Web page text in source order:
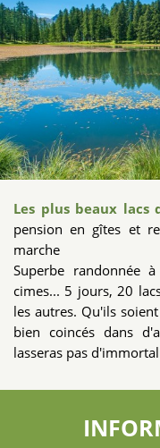
Les plus beaux lacs
pension en gîtes et
marche
Superbe randonnée
cimes... 5 jours, 20
les autres. Qu'ils
bien coincés dans
lasseras pas